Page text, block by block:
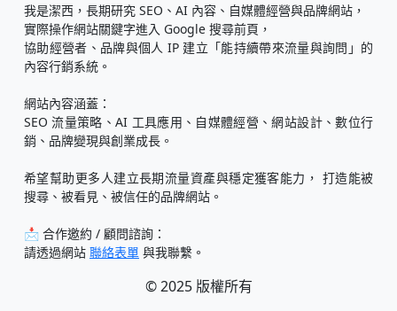
我是潔西，長期研究 SEO、AI 內容、自媒體經營與品牌網站，
實際操作網站關鍵字進入 Google 搜尋前頁，
協助經營者、品牌與個人 IP 建立「能持續帶來流量與詢問」的
內容行銷系統。
網站內容涵蓋：
SEO 流量策略、AI 工具應用、自媒體經營、網站設計、數位行
銷、品牌變現與創業成長。
希望幫助更多人建立長期流量資產與穩定獲客能力， 打造能被
搜尋、被看見、被信任的品牌網站。
📩 合作邀約 / 顧問諮詢：
請透過網站 聯絡表單 與我聯繫。
© 2025 版權所有